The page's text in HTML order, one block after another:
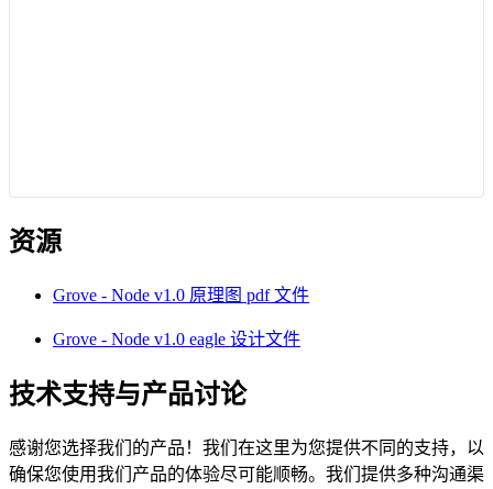
资源
Grove - Node v1.0 原理图 pdf 文件
Grove - Node v1.0 eagle 设计文件
技术支持与产品讨论
感谢您选择我们的产品！我们在这里为您提供不同的支持，以
确保您使用我们产品的体验尽可能顺畅。我们提供多种沟通渠